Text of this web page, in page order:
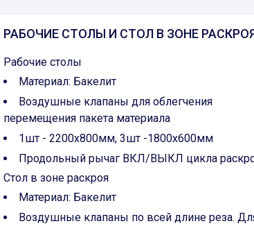
РАБОЧИЕ СТОЛЫ И СТОЛ В ЗОНЕ
Рабочие столы
Материал: Бакелит
Воздушные клапаны для облегчения
перемещения пакета материала
1шт - 2200х800мм, 3шт -1800х600мм
Продольный рычаг ВКЛ/ВЫКЛ цикла
Стол в зоне раскроя
Материал: Бакелит
Воздушные клапаны по всей длине реза.